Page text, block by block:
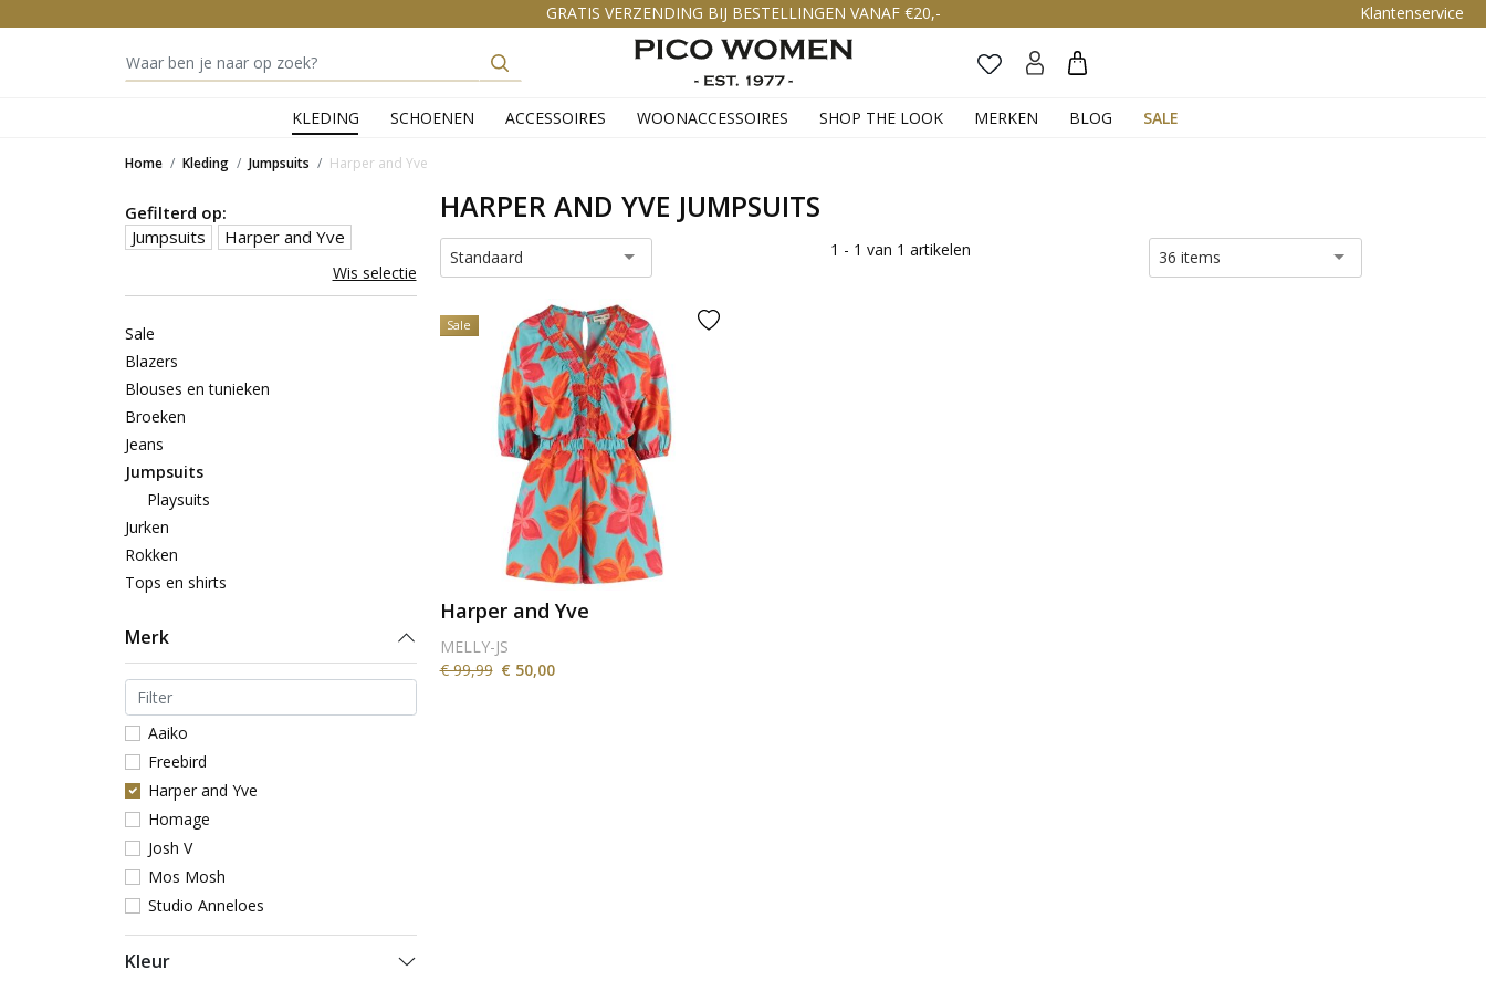
GRATIS VERZENDING BIJ BESTELLINGEN VANAF €20,- Klantenservice
KLEDING SCHOENEN ACCESSOIRES WOONACCESSOIRES SHOP THE LOOK MERKEN BLOG SALE
Zoeken
Home Kleding Jumpsuits Harper and Yve
Gefilterd op:
Jumpsuits
Harper and Yve
Wis selectie
Sale
Blazers
Blouses en tunieken
Broeken
Jeans
Jumpsuits
Playsuits
Jurken
Rokken
Tops en shirts
Merk
Aaiko
Freebird
Harper and Yve
Homage
Josh V
Mos Mosh
Studio Anneloes
Kleur
HARPER AND YVE JUMPSUITS
Standaard 1 - 1 van 1 artikelen 36 items
Sale
Harper and Yve
MELLY-JS
€ 99,99 € 50,00